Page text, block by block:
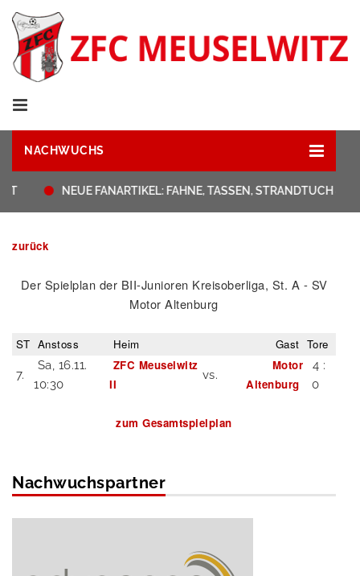
NACHWUCHS
NEUE FANARTIKEL: FAHNE, TASSEN, STRANDTUCH &
zurück
Der Spielplan der BII-Junioren Kreisoberliga, St. A - SV
Motor Altenburg
ST Anstoss Heim Gast Tore
7.
Sa, 16.11.
10:30
ZFC Meuselwitz
II
vs.
Motor
Altenburg
4 :
0
zum Gesamtspielplan
Nachwuchspartner